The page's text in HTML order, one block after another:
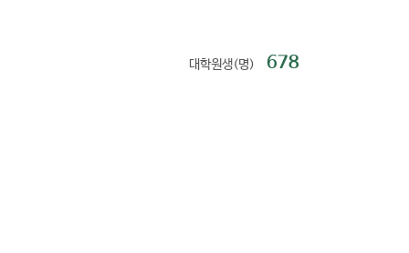
대학원생(명) 678